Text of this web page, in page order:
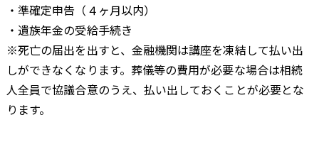
・準確定申告（４ヶ月以内）
・遺族年金の受給手続き
※死亡の届出を出すと、金融機関は講座を凍結して払い出
しができなくなります。葬儀等の費用が必要な場合は相続
人全員で協議合意のうえ、払い出しておくことが必要とな
ります。